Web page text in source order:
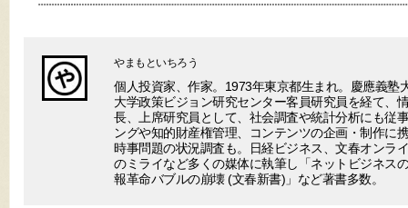
やまもといちろう
個人投資家、作家。1973年東京都生まれ。慶應義塾
大学政策ビジョン研究センター客員研究員を経て、
長、上席研究員として、社会調査や統計分析にも従
ングや知的財産権管理、コンテンツの企画・制作に
時事問題の状況調査も。日経ビジネス、文春オンラ
のミライなど多くの媒体に執筆し「ネットビジネス
報革命バブルの崩壊 (文春新書)」など著書多数。